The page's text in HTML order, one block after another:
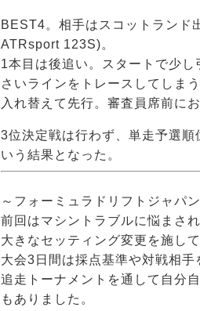
BEST4。相手はスコットラン
ATRsport 123S)。
1本目は後追い。スタートで少
さいラインをトレースしてしま
入れ替えて先行。審査員席前に
3位決定戦は行わず、単走予選
いう結果となった。
～フォーミュラドリフトジャパ
前回はマシントラブルに悩まさ
大きなセッティング変更を施し
大会3日間は採点基準や対戦相手
追走トーナメントを通して自分
もありました。